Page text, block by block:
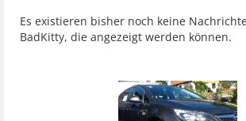
Es existieren bisher noch keine
BadKitty, die angezeigt werden können.